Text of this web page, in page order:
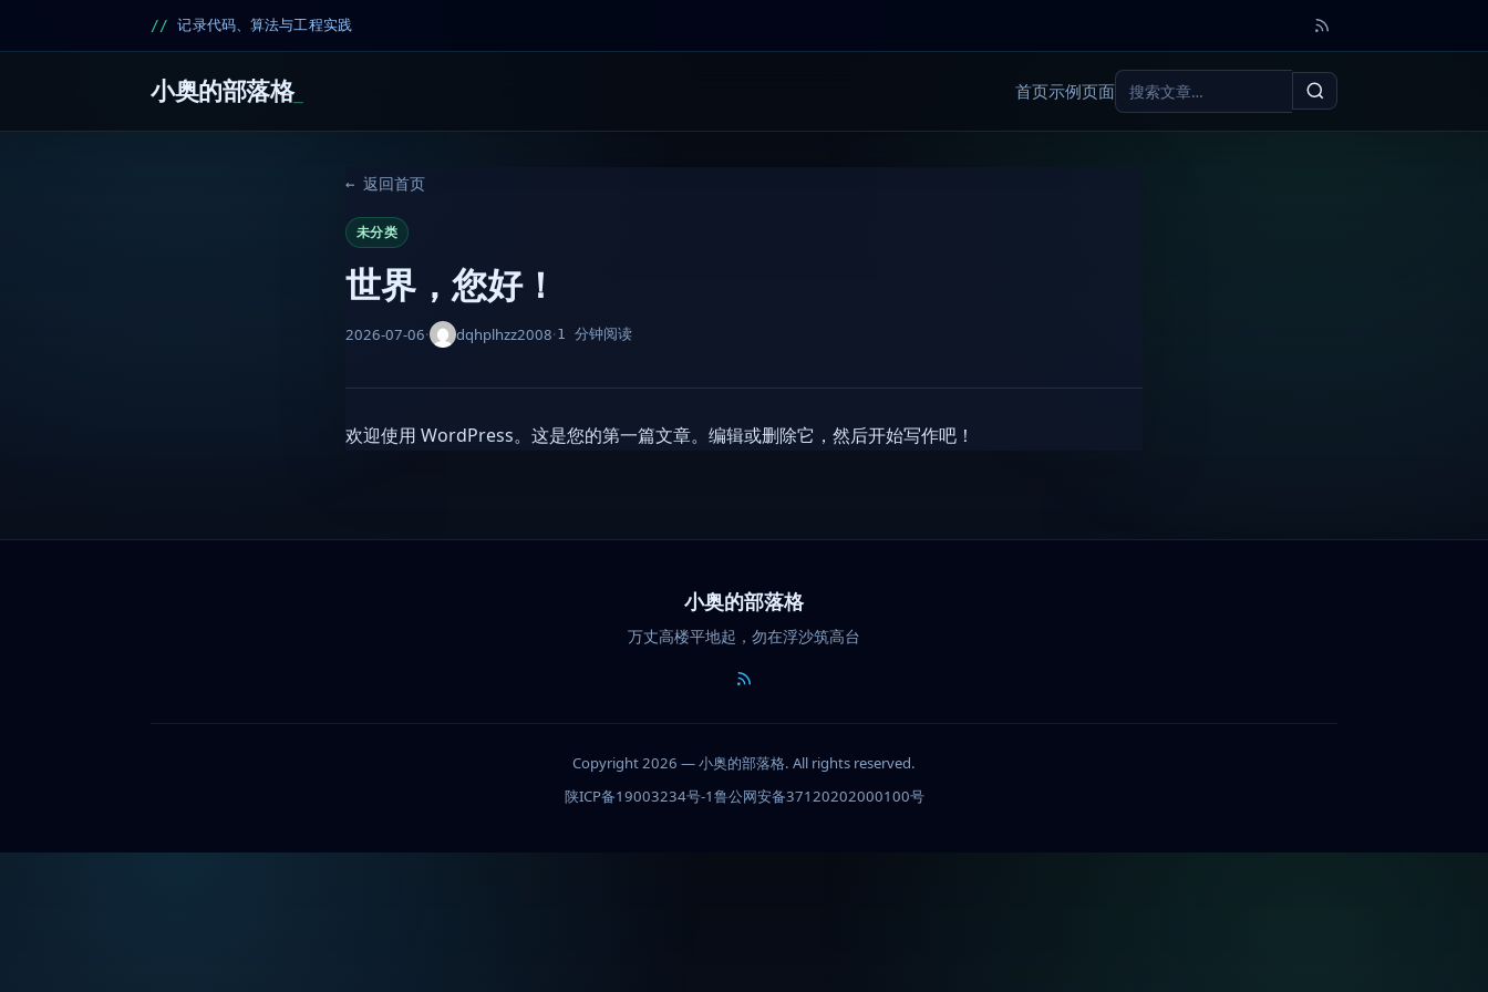
记录代码、算法与工程实践
小奥的部落格 首页示例页面搜
索：
← 返回首页
未分类
世界，您好！
2026-07-06· dqhplhzz2008·1 分钟阅读
欢迎使用 WordPress。这是您的第一篇文章。编辑或删除它，然后开始写作吧！
小奥的部落格
万丈高楼平地起，勿在浮沙筑高台
Copyright 2026 — 小奥的部落格. All rights reserved.
陕ICP备19003234号-1鲁公网安备37120202000100号